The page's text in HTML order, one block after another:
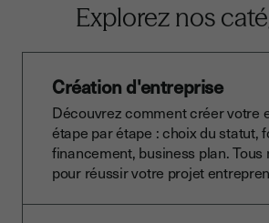
Explorez nos
Création d'entreprise
Découvrez comment créer votre
étape par étape : choix du statut,
financement, business plan. Tous
pour réussir votre projet